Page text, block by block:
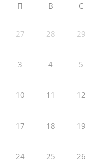
П В С
27 28 29
3 4 5
10 11 12
17 18 19
24 25 26